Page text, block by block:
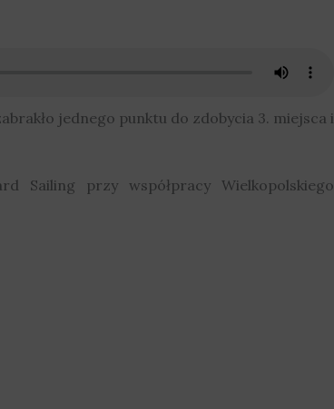
jednego punktu do zdobycia 3. miejsca i
Sailing przy współpracy Wielkopolskiego